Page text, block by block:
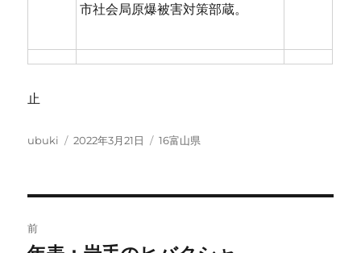
市社会局原爆被害対策部蔵。
止
投
ubuki
投
2022年3月21日
カ
16富山県
稿
前